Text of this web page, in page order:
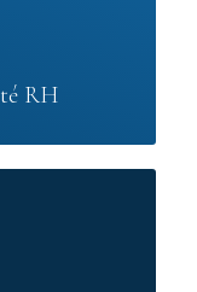
RH